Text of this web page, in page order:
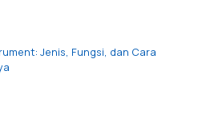
Jenis, Fungsi, dan Cara